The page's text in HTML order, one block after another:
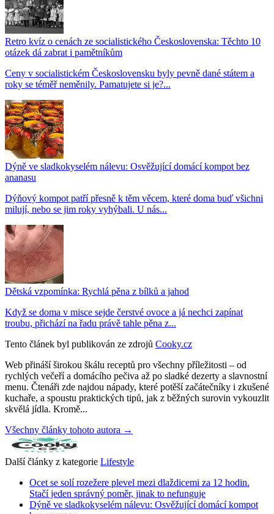
Retro kvíz o cenách ze socialistického Československa: Těchto 10
otázek dá zabrat i pamětníkům
Ceny v socialistickém Československu byly pevně dané státem a
roky se téměř neměnily. Pamatujete si je?...
Dýně ve sladkokyselém nálevu: Osvěžující domácí kompot bez
ananasu
Dýňový kompot patří přesně k těm věcem, které doma buď všichni
milují, nebo se jim roky vyhýbali. U nás...
Dětská vzpomínka: Rychlá pěna z bílků a jahod
Když se doma v misce sejde čerstvé ovoce a já nechci zapínat
troubu, přichází na řadu právě tahle pěna z...
Tento článek byl publikován ze zdrojů Cooky.cz
Web přináší širokou škálu receptů pro všechny příležitosti – od
rychlých večeří a domácího pečiva až po sladké dezerty a slavnostní
menu. Čtenáři zde najdou nápady, které potěší začátečníky i zkušené
kuchaře, a spoustu praktických tipů, jak z běžných surovin vykouzlit
skvělá jídla. Kromě...
Všechny články tohoto autora →
Další články z kategorie Lifestyle
Ocet se solí rozežere plevel mezi dlaždicemi za 12 hodin.
Stačí jeden správný poměr, jinak to nefunguje
Dýně ve sladkokyselém nálevu: Osvěžující domácí kompot